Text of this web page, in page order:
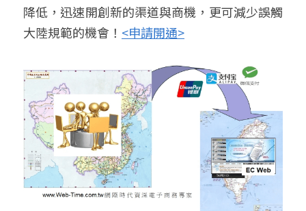
降低，迅速開創新的渠道與商機，更可減少誤觸
大陸規範的機會！ <申請開通>